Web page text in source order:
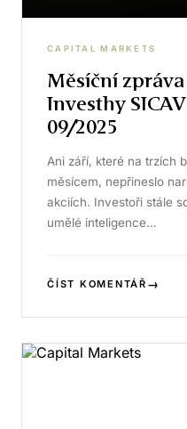
CAPITAL MARKETS
Měsíční
Investhy
09/2025
Ani září, které na trzích
měsícem, nepřineslo
akciích. Investoři stále
umělé inteligence…
ČÍST KOMENTÁŘ →